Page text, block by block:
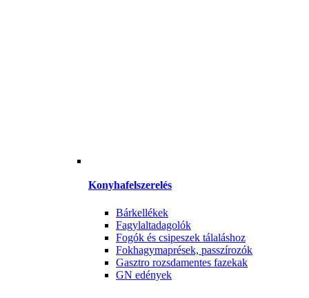
Konyhafelszerelés
Bárkellékek
Fagylaltadagolók
Fogók és csipeszek tálaláshoz
Fokhagymaprések, passzírozók
Gasztro rozsdamentes fazekak
GN edények